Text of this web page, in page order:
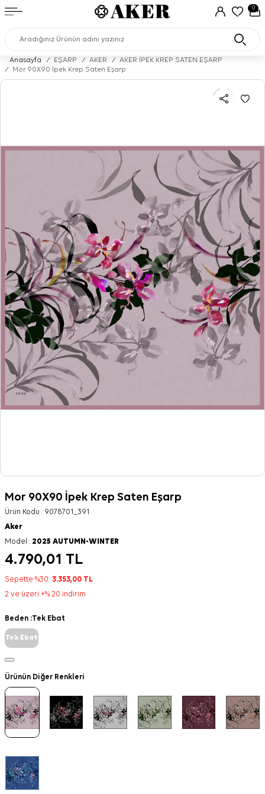
0
Anasayfa / EŞARP / AKER /
AKER İPEK KREP SATEN EŞARP
/
Mor 90X90 İpek Krep Saten Eşarp
Mor 90X90 İpek Krep Saten Eşarp
Ürün Kodu : 9078701_391
Aker
Model : 2025 AUTUMN-WINTER
4.790,01 TL
Sepette %30 3.353,00 TL
2 ve üzeri +% 20 indirim
Beden :Tek Ebat
Tek Ebat
Ürünün Diğer Renkleri